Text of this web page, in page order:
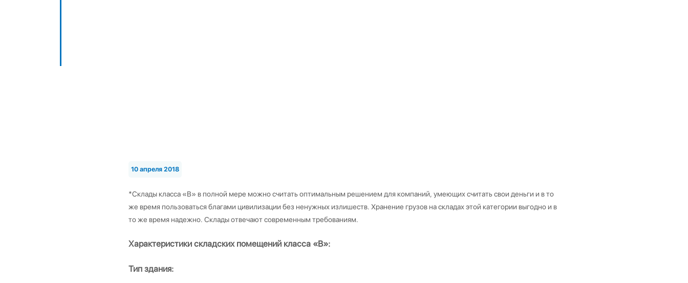
10 апреля 2018
*Склады класса «В» в полной мере можно считать оптимальным решением для компаний, умеющих считать свои деньги и в то
же время пользоваться благами цивилизации без ненужных излишеств. Хранение грузов на складах этой категории выгодно и в
то же время надежно. Склады отвечают современным требованиям.
Характеристики складских помещений класса «B»:
Тип здания: